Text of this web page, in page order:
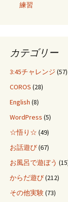
練習
カテゴリー
3:45チャレンジ (57)
COROS (28)
English (8)
WordPress (5)
☆悟り☆ (49)
お話遊び(67)
お風呂で遊ぼう
からだ遊び(212)
その他実験(73)